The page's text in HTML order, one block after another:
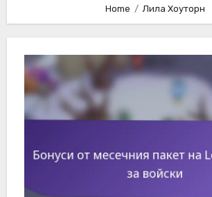
Home Лила Хоуторн